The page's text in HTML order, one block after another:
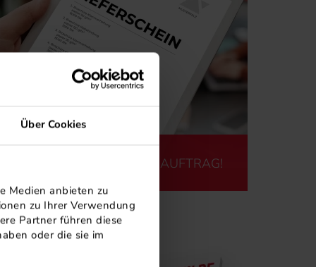
Über Cookies
Medien anbieten zu
zu Ihrer Verwendung
Partner führen diese
oder die sie im
WIR ÜBERNEHMEN IHREN AUFTRAG!